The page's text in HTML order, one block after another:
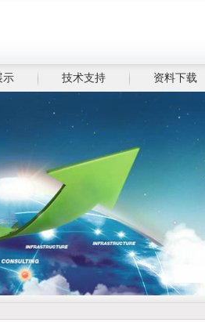
示 技术支持 资料下载